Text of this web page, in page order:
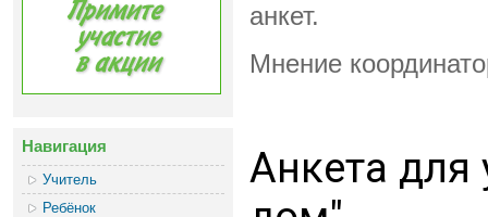
Навигация
Учитель
Ребёнок
анкет.
Мнение